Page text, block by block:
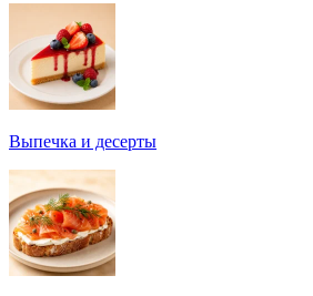
Выпечка и десерты